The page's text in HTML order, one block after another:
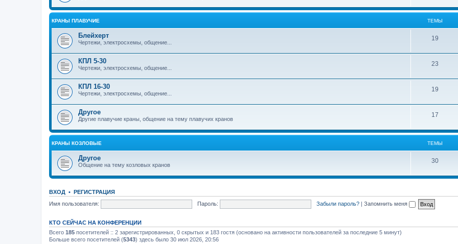
КРАНЫ ПЛАВУЧИЕ ТЕМЫ
Блейхерт
Чертежи, электросхемы, общение...
19
КПЛ 5-30
Чертежи, электросхемы, общение...
23
КПЛ 16-30
Чертежи, электросхемы, общение...
19
Другое
Другие плавучие краны, общение на тему плавучих кранов
17
КРАНЫ КОЗЛОВЫЕ ТЕМЫ
Другое
Общение на тему козловых кранов
30
ВХОД • РЕГИСТРАЦИЯ
Имя пользователя:
Пароль: Забыли пароль? | Запомнить меня
КТО СЕЙЧАС НА КОНФЕРЕНЦИИ
Всего 185 посетителей :: 2 зарегистрированных, 0 скрытых и 183 гостя (основано на активности пользователей за последние 5 минут)
Больше всего посетителей (5343) здесь было 30 июл 2026, 20:56